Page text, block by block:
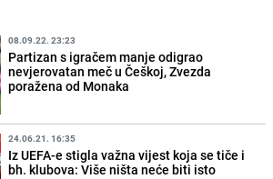
08.09.22. 23:23
Partizan s igračem manje odigrao
nevjerovatan meč u Češkoj, Zvezda
poražena od Monaka
24.06.21. 16:35
Iz UEFA-e stigla važna vijest koja se tiče i
bh. klubova: Više ništa neće biti isto